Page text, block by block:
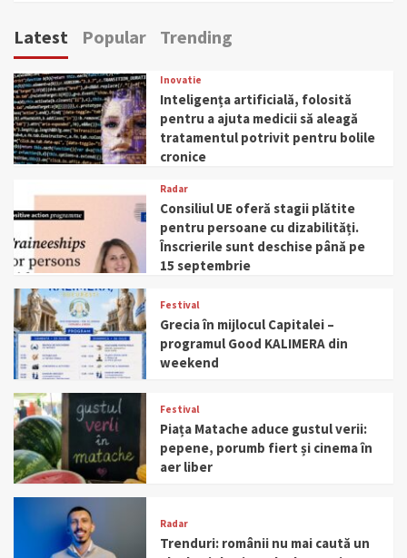
Latest Popular Trending
Inovatie
Inteligența artificială, folosită
pentru a ajuta medicii să aleagă
tratamentul potrivit pentru bolile
cronice
Radar
Consiliul UE oferă stagii plătite
pentru persoane cu dizabilități.
Înscrierile sunt deschise până pe
15 septembrie
Festival
Grecia în mijlocul Capitalei –
programul Good KALIMERA din
weekend
Festival
Piața Matache aduce gustul verii:
pepene, porumb fiert și cinema în
aer liber
Radar
Trenduri: românii nu mai caută un